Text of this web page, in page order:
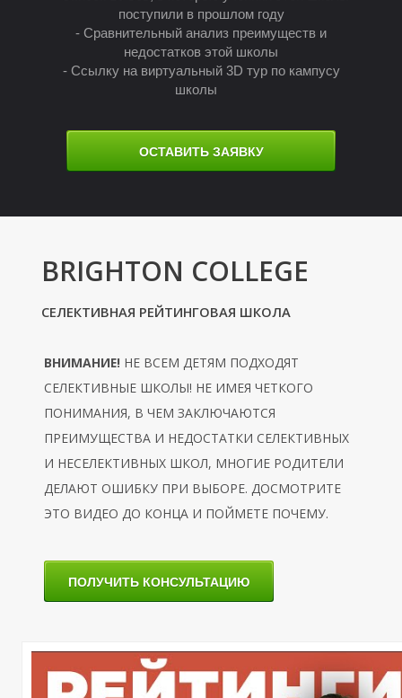
М
поступили в прошлом году
- Сравнительный анализ преимуществ и
недостатков этой школы
- Ссылку на виртуальный 3D тур по кампусу
школы
ОСТАВИТЬ ЗАЯВКУ
BRIGHTON COLLEGE
СЕЛЕКТИВНАЯ РЕЙТИНГОВАЯ ШКОЛА
ВНИМАНИЕ! НЕ ВСЕМ ДЕТЯМ ПОДХОДЯТ
СЕЛЕКТИВНЫЕ ШКОЛЫ! НЕ ИМЕЯ ЧЕТКОГО
ПОНИМАНИЯ, В ЧЕМ ЗАКЛЮЧАЮТСЯ
ПРЕИМУЩЕСТВА И НЕДОСТАТКИ СЕЛЕКТИВНЫХ
И НЕСЕЛЕКТИВНЫХ ШКОЛ, МНОГИЕ РОДИТЕЛИ
ДЕЛАЮТ ОШИБКУ ПРИ ВЫБОРЕ. ДОСМОТРИТЕ
ЭТО ВИДЕО ДО КОНЦА И ПОЙМЕТЕ ПОЧЕМУ.
ПОЛУЧИТЬ КОНСУЛЬТАЦИЮ